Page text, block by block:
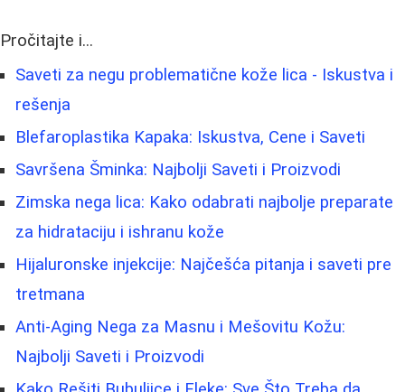
Pročitajte i...
Saveti za negu problematične kože lica - Iskustva i
rešenja
Blefaroplastika Kapaka: Iskustva, Cene i Saveti
Savršena Šminka: Najbolji Saveti i Proizvodi
Zimska nega lica: Kako odabrati najbolje preparate
za hidrataciju i ishranu kože
Hijaluronske injekcije: Najčešća pitanja i saveti pre
tretmana
Anti-Aging Nega za Masnu i Mešovitu Kožu:
Najbolji Saveti i Proizvodi